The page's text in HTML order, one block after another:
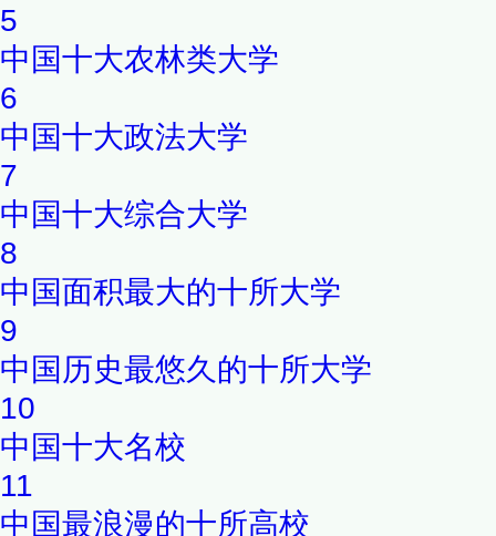
5
中国十大农林类大学
6
中国十大政法大学
7
中国十大综合大学
8
中国面积最大的十所大学
9
中国历史最悠久的十所大学
10
中国十大名校
11
中国最浪漫的十所高校